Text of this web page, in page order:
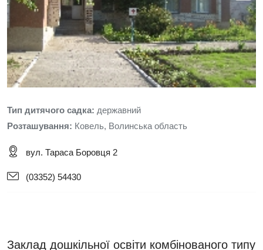
Тип дитячого садка: державний
Розташування: Ковель, Волинська область
вул. Тараса Боровця 2
(03352) 54430
Заклад дошкільної освіти комбінованого типу